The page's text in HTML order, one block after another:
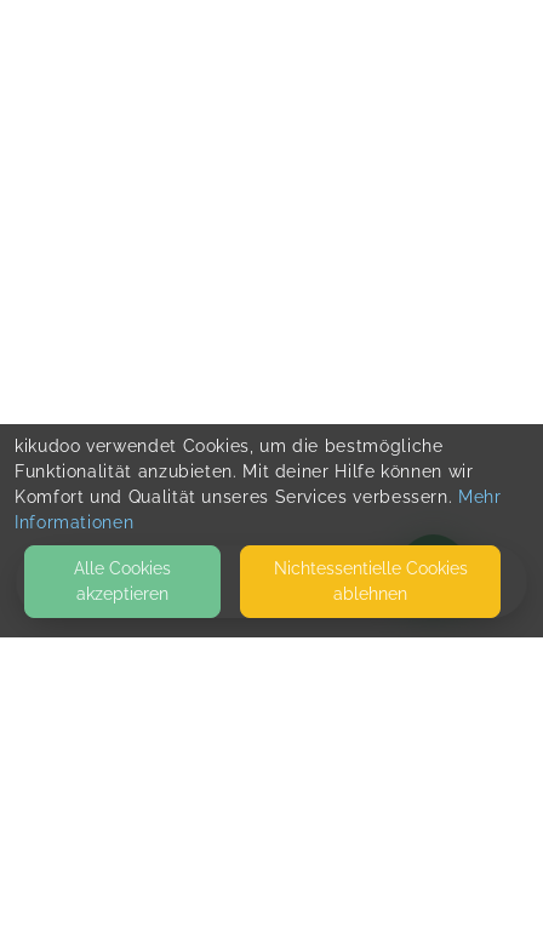
kikudoo verwendet Cookies, um die bestmögliche
Funktionalität anzubieten. Mit deiner Hilfe können wir
Komfort und Qualität unseres Services verbessern. Mehr
Informationen
Alle Cookies
akzeptieren
Nicht­essentielle Cookies
ablehnen